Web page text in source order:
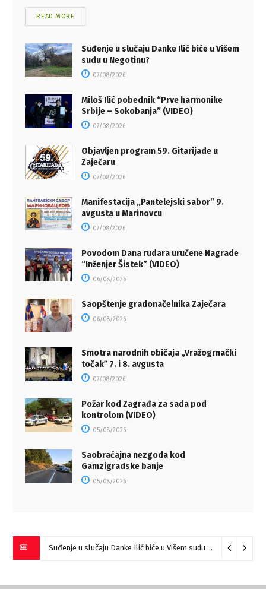
READ MORE
Suđenje u slučaju Danke Ilić biće u Višem
sudu u Negotinu?
07/08/2026
Miloš Ilić pobednik “Prve harmonike
Srbije – Sokobanja” (VIDEO)
07/08/2026
Objavljen program 59. Gitarijade u
Zaječaru
07/08/2026
Manifestacija „Pantelejski sabor” 9.
avgusta u Marinovcu
07/08/2026
Povodom Dana rudara uručene Nagrade
“Inženjer Šistek” (VIDEO)
06/08/2026
Saopštenje gradonačelnika Zaječara
06/08/2026
Smotra narodnih običaja „Vražogrnački
točakˮ 7. i 8. avgusta
07/08/2026
Požar kod Zagrađa za sada pod
kontrolom (VIDEO)
05/08/2026
Saobraćajna nezgoda kod
Gamzigradske banje
05/08/2026
Suđenje u slučaju Danke Ilić biće u Višem sudu u Negotinu?